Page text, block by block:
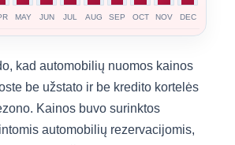
MAY JUN JUL AUG SEP OCT NOV DEC
kad automobilių nuomos kainos
be užstato ir be kredito kortelės
Kainos buvo surinktos
automobilių rezervacijomis,